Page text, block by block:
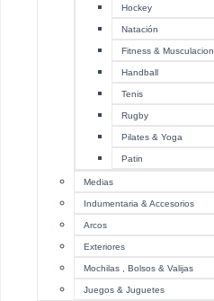
Hockey
Natación
Fitness & Musculacion
Handball
Tenis
Rugby
Pilates & Yoga
Patin
Medias
Indumentaria & Accesorios
Arcos
Exteriores
Mochilas , Bolsos & Valijas
Juegos & Juguetes